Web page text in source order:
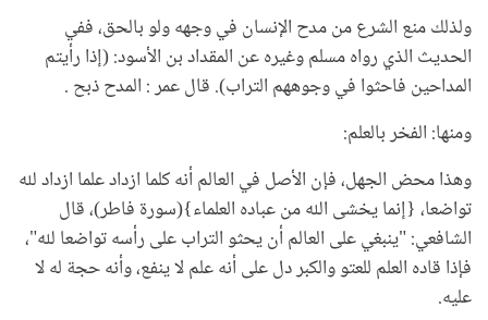
ولذلك منع الشرع من مدح الإنسان في وجهه ولو بالحق، ففي
الحديث الذي رواه مسلم وغيره عن المقداد بن الأسود: (إذا رأيتم
المداحين فاحثوا في وجوههم التراب). قال عمر : المدح ذبح .
ومنها: الفخر بالعلم:
وهذا محض الجهل، فإن الأصل في العالم أنه كلما ازداد علما ازداد لله
تواضعا، {إنما يخشى الله من عباده العلماء}(سورة فاطر)، قال
الشافعي: "ينبغي على العالم أن يحثو التراب على رأسه تواضعا لله"،
فإذا قاده العلم للعتو والكبر دل على أنه علم لا ينفع، وأنه حجة له لا
عليه.